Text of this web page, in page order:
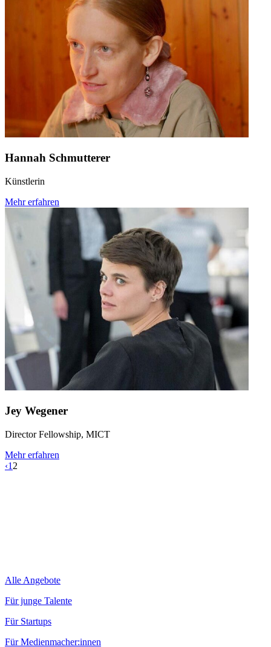
Hannah Schmutterer
Künstlerin
Mehr erfahren
Jey Wegener
Director Fellowship, MICT
Mehr erfahren
‹1 2
Alle Angebote
Für junge Talente
Für Startups
Für Medienmacher:innen